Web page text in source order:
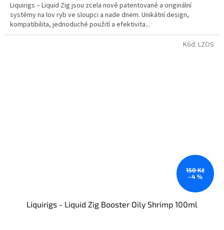
Liquirigs – Liquid Zig jsou zcela nové patentované a originální
systémy na lov ryb ve sloupci a nade dnem. Unikátní design,
kompatibilita, jednoduché použití a efektivita...
150 Kč
–4 %
Liquirigs - Liquid Zig Booster Oily Shrimp 100ml
Kód: LZOS